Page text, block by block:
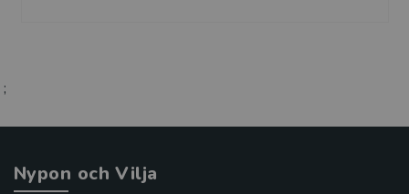
;
Nypon och Vilja